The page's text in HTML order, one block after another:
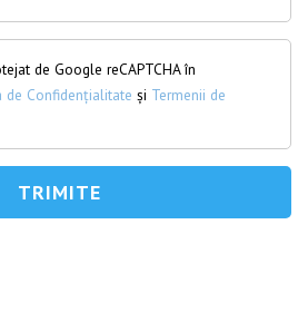
de Google reCAPTCHA în
de Confidențialitate și Termenii de